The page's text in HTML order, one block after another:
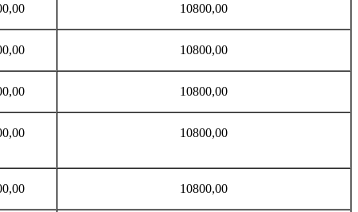
10800,00
10800,00
10800,00
10800,00
10800,00